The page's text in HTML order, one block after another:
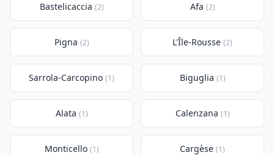
Bastelicaccia (2) Afa (2)
Pigna (2) L'Île-Rousse (2)
Sarrola-Carcopino (1) Biguglia (1)
Alata (1) Calenzana (1)
Monticello (1) Cargèse (1)